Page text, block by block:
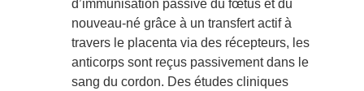
d’immunisation passive du fœtus et du
nouveau-né grâce à un transfert actif à
travers le placenta via des récepteurs, les
anticorps sont reçus passivement dans le
sang du cordon. Des études cliniques